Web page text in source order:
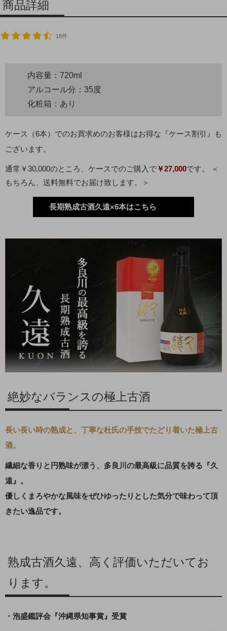
商品詳細
18件
内容量：720ml
アルコール分：35度
化粧箱：あり
ケース（6本）でのお買求めのお客様はお得な『ケース割引』も
ございます。
通常￥30,000のところ、ケースでのご購入で￥27,000です。 ＜
もちろん、送料無料でお届け致します。＞
長期熟成古酒久遠×6本はこちら
絶妙なバランスの極上古酒
長い長い時の熟成と、丁寧な杜氏の手技でたどり着いた極上古
酒。
繊細な香りと円熟味が漂う、多良川の最高級に品質を誇る『久
遠』。
優しくまろやかな風味をぜひゆったりとした気分で味わって頂
きたい逸品です。
熟成古酒久遠、高く評価いただいてお
ります。
・泡盛鑑評会『沖縄県知事賞』受賞